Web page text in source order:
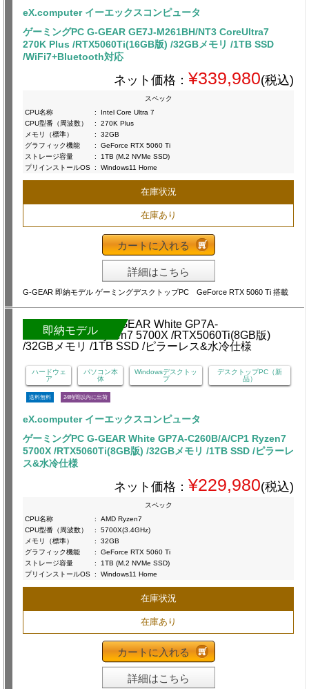
eX.computer イーエックスコンピュータ
ゲーミングPC G-GEAR GE7J-M261BH/NT3 CoreUltra7
270K Plus /RTX5060Ti(16GB版) /32GBメモリ /1TB SSD
/WiFi7+Bluetooth対応
ネット価格： ¥339,980(税込)
スペック
CPU名称
:
Intel Core Ultra 7
CPU型番（周波数）
:
270K Plus
メモリ（標準）
:
32GB
グラフィック機能
:
GeForce RTX 5060 Ti
ストレージ容量
:
1TB (M.2 NVMe SSD)
プリインストールOS : Windows11 Home
在庫状況
在庫あり
カートに入れる
詳細はこちら
G-GEAR 即納モデル ゲーミングデスクトップPC GeForce RTX 5060 Ti 搭載
即納モデル
ハードウェ
ア
パソコン本
体
Windowsデスクトッ
プ
デスクトップPC（新
品）
送料無料 24時間以内に出荷
eX.computer イーエックスコンピュータ
ゲーミングPC G-GEAR White GP7A-C260B/A/CP1 Ryzen7
5700X /RTX5060Ti(8GB版) /32GBメモリ /1TB SSD /ピラーレ
ス&水冷仕様
ネット価格： ¥229,980(税込)
スペック
CPU名称
:
AMD Ryzen7
CPU型番（周波数）
:
5700X(3.4GHz)
メモリ（標準）
:
32GB
グラフィック機能
:
GeForce RTX 5060 Ti
ストレージ容量
:
1TB (M.2 NVMe SSD)
プリインストールOS : Windows11 Home
在庫状況
在庫あり
カートに入れる
詳細はこちら